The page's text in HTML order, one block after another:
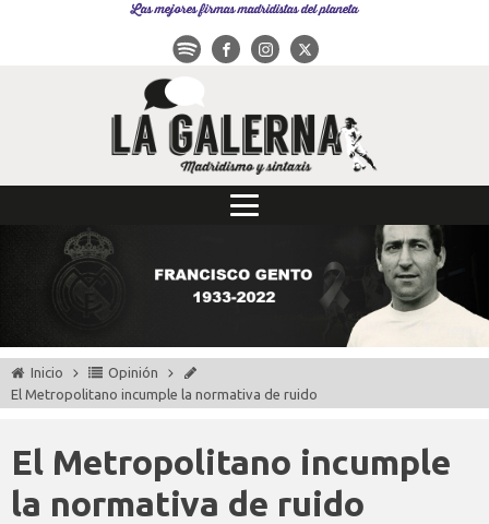
Las mejores firmas madridistas del planeta
Inicio
Opinión
El Metropolitano incumple la normativa de ruido
El Metropolitano incumple
la normativa de ruido